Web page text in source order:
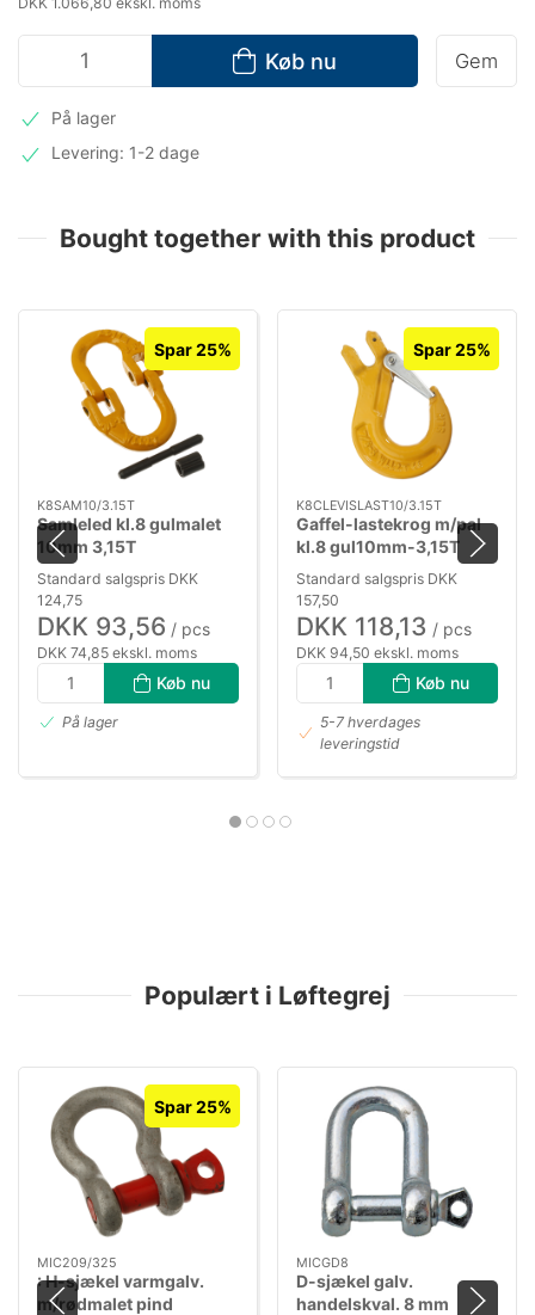
Køb nu Gem
På lager
Levering: 1-2 dage
Bought together with this product
Spar 25%
K8SAM10/3.15T
Samleled kl.8 gulmalet
10mm 3,15T
Standard salgspris DKK
124,75
DKK 93,56 / pcs
DKK 74,85 ekskl. moms
Køb nu
På lager
Spar 25%
K8CLEVISLAST10/3.15T
Gaffel-lastekrog m/pal
kl.8 gul10mm-3,15T
Standard salgspris DKK
157,50
DKK 118,13 / pcs
DKK 94,50 ekskl. moms
Køb nu
5-7 hverdages
leveringstid
Populært i Løftegrej
Spar 25%
MIC209/325
: H-sjækel varmgalv.
m/rødmalet pind
MICGD8
D-sjækel galv.
handelskval. 8 mm